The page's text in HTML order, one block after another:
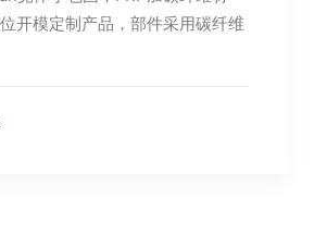
开模定制产品，部件采用碳纤维